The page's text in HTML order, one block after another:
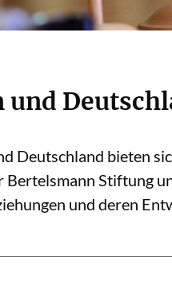
Deutschland bieten
Bertelsmann Stiftung
und deren